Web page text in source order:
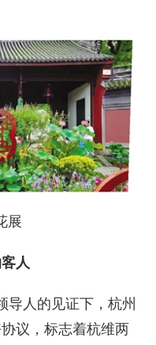
展
人
导人的见证下，杭州
议，标志着杭维两